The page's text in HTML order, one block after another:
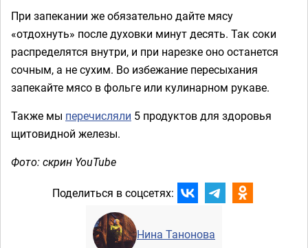
При запекании же обязательно дайте мясу
«отдохнуть» после духовки минут десять. Так соки
распределятся внутри, и при нарезке оно останется
сочным, а не сухим. Во избежание пересыхания
запекайте мясо в фольге или кулинарном рукаве.
Также мы перечисляли 5 продуктов для здоровья
щитовидной железы.
Фото: скрин YouTube
Поделиться в соцсетях:
Нина Танонова